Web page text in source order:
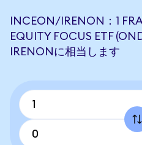
INCEON/IRENON：1
EQUITY FOCUS ETF
IRENONに相当します